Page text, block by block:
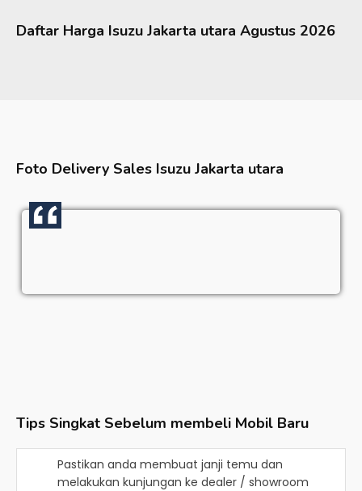
Daftar Harga Isuzu Jakarta utara Agustus 2026
Foto Delivery Sales Isuzu Jakarta utara
Tips Singkat Sebelum membeli Mobil Baru
Pastikan anda membuat janji temu dan
melakukan kunjungan ke dealer / showroom